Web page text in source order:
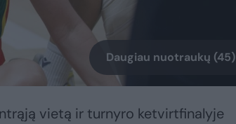
Daugiau nuotraukų (45)
vietą ir turnyro ketvirtfinalyje